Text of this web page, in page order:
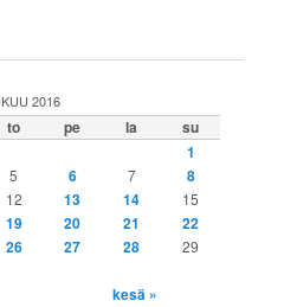
2016
to pe la
su
1
5 6 7 8
12 13 14 15
19 20 21
22
26 27 28 29
kesä »